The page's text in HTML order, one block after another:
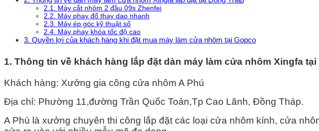
2.1. Máy cắt nhôm 2 đầu 09s Zhenfei
2.2. Máy phay đố thay dao nhanh
2.3. Máy ép góc kỹ thuật số
2.4. Máy phay khóa tốc độ cao
3. Quyền lợi của khách hàng khi đặt mua máy làm cửa nhôm tại Gopco
1. Thông tin về khách hàng lắp đặt dàn máy làm cửa nhôm Xingfa
Khách hàng: Xưởng gia công cửa nhôm A Phú
Địa chỉ: Phường 11,đường Trần Quốc Toản,Tp Cao Lãnh, Đồng Tháp.
A Phú là xưởng chuyên thi công lắp đặt các loại cửa nhôm kính, cửa